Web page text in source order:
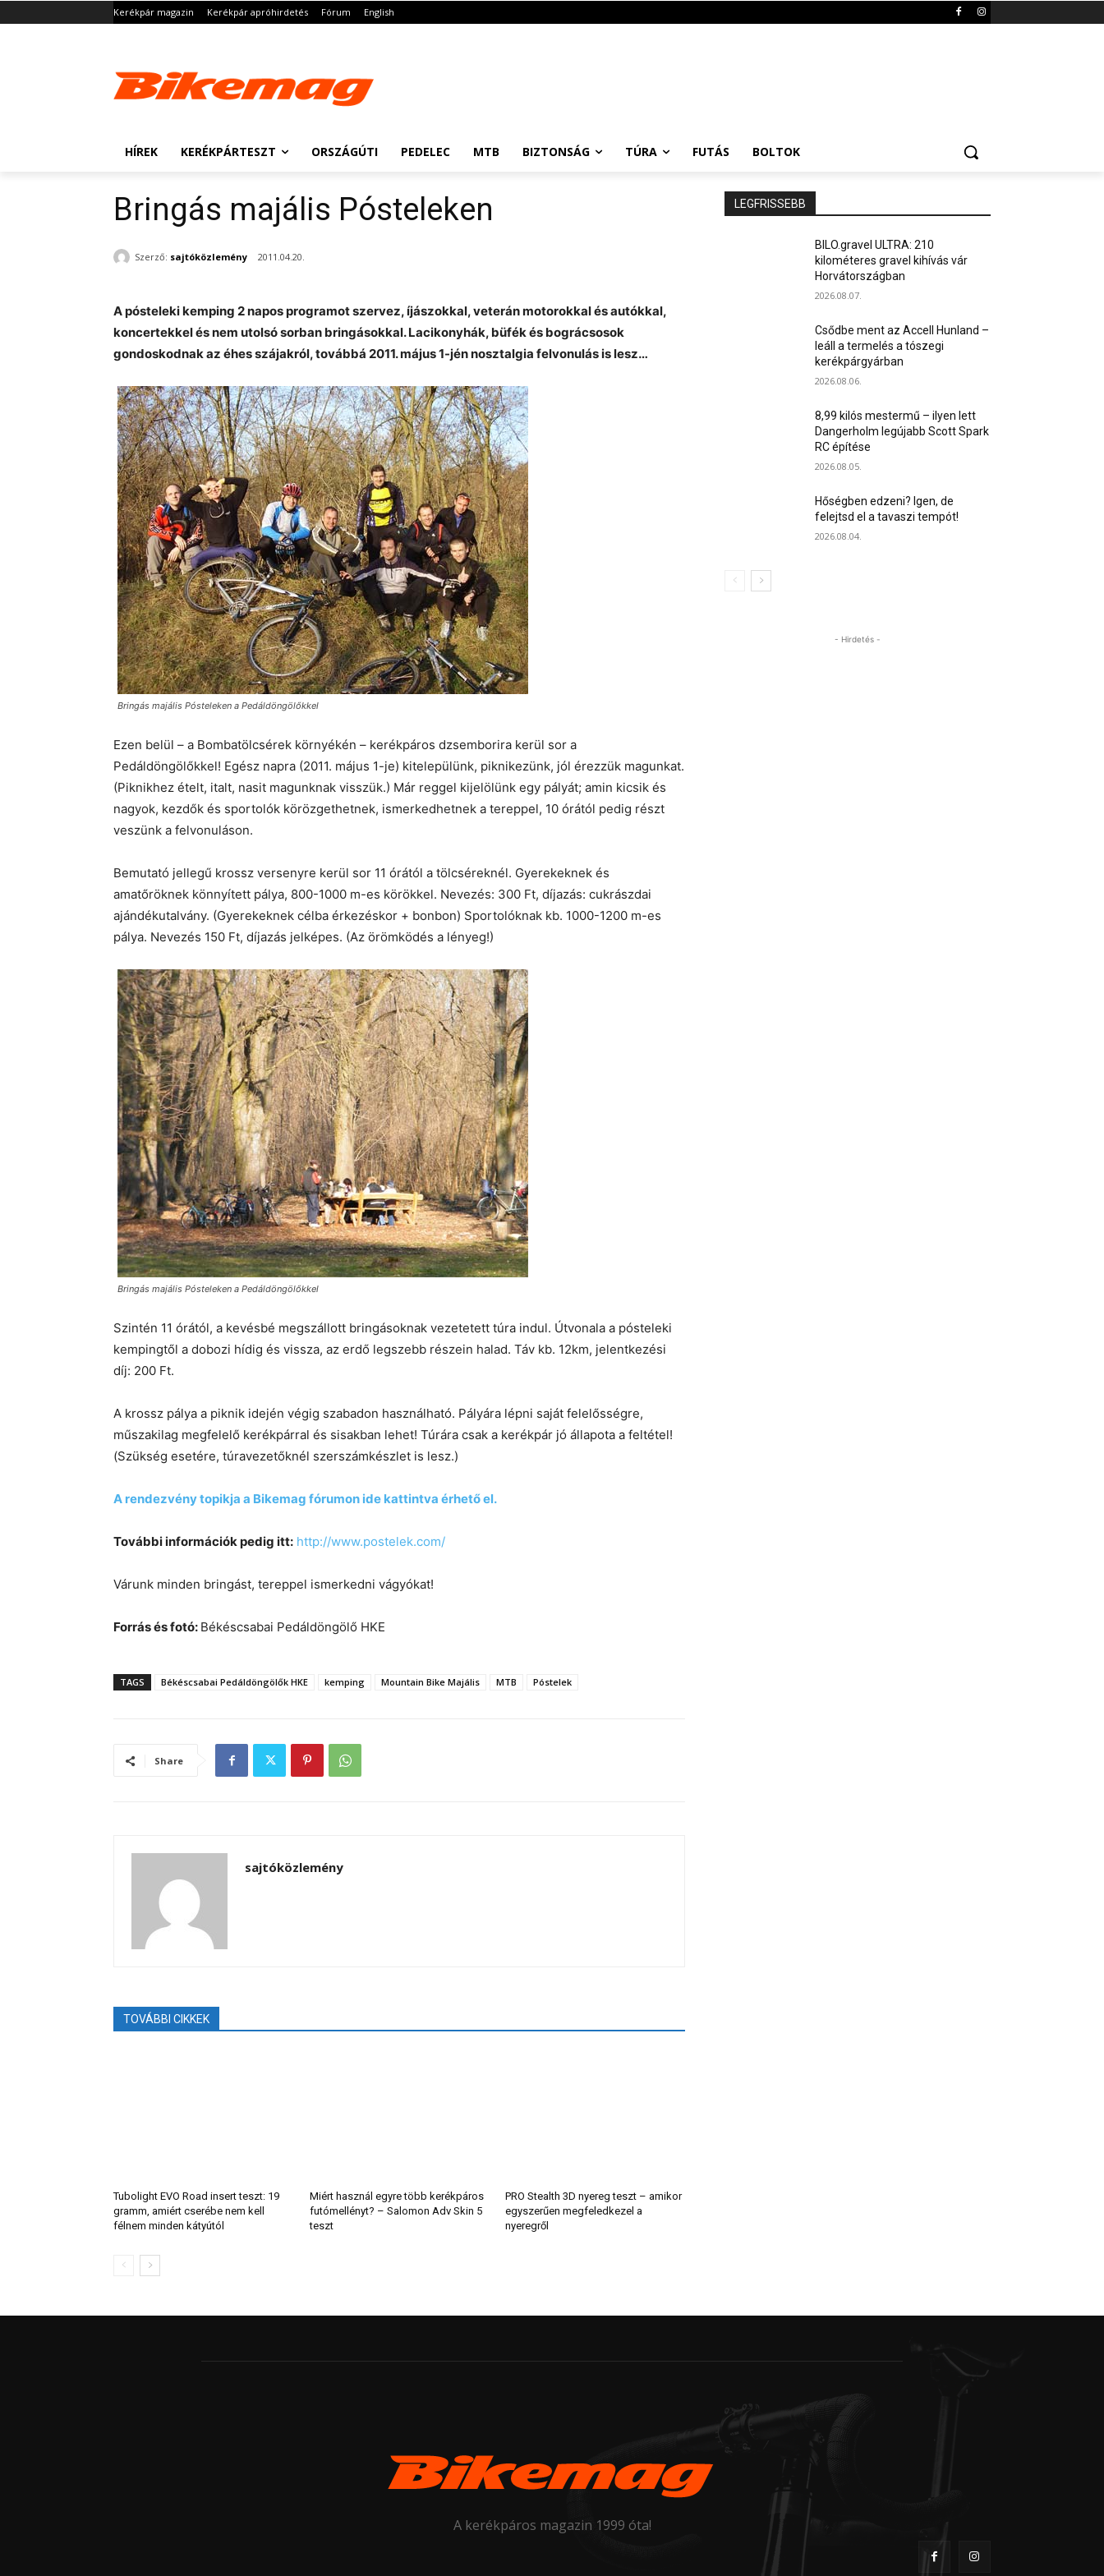
Kerékpár magazin Kerékpár apróhirdetés Fórum English
HÍREK KERÉKPÁRTESZT ORSZÁGÚTI PEDELEC MTB BIZTONSÁG TÚRA FUTÁS BOLTOK
Bringás majális Pósteleken
Szerző: sajtóközlemény 2011.04.20.
A pósteleki kemping 2 napos programot szervez, íjászokkal, veterán motorokkal és autókkal,
koncertekkel és nem utolsó sorban bringásokkal. Lacikonyhák, büfék és bográcsosok
gondoskodnak az éhes szájakról, továbbá 2011. május 1-jén nosztalgia felvonulás is lesz…
Bringás majális Pósteleken a Pedáldöngölőkkel
Ezen belül – a Bombatölcsérek környékén – kerékpáros dzsemborira kerül sor a
Pedáldöngölőkkel! Egész napra (2011. május 1-je) kitelepülünk, piknikezünk, jól érezzük magunkat.
(Piknikhez ételt, italt, nasit magunknak visszük.) Már reggel kijelölünk egy pályát; amin kicsik és
nagyok, kezdők és sportolók körözgethetnek, ismerkedhetnek a tereppel, 10 órától pedig részt
veszünk a felvonuláson.
Bemutató jellegű krossz versenyre kerül sor 11 órától a tölcséreknél. Gyerekeknek és
amatőröknek könnyített pálya, 800-1000 m-es körökkel. Nevezés: 300 Ft, díjazás: cukrászdai
ajándékutalvány. (Gyerekeknek célba érkezéskor + bonbon) Sportolóknak kb. 1000-1200 m-es
pálya. Nevezés 150 Ft, díjazás jelképes. (Az örömködés a lényeg!)
Bringás majális Pósteleken a Pedáldöngölőkkel
Szintén 11 órától, a kevésbé megszállott bringásoknak vezetetett túra indul. Útvonala a pósteleki
kempingtől a dobozi hídig és vissza, az erdő legszebb részein halad. Táv kb. 12km, jelentkezési
díj: 200 Ft.
A krossz pálya a piknik idején végig szabadon használható. Pályára lépni saját felelősségre,
műszakilag megfelelő kerékpárral és sisakban lehet! Túrára csak a kerékpár jó állapota a feltétel!
(Szükség esetére, túravezetőknél szerszámkészlet is lesz.)
A rendezvény topikja a Bikemag fórumon ide kattintva érhető el.
További információk pedig itt: http://www.postelek.com/
Várunk minden bringást, tereppel ismerkedni vágyókat!
Forrás és fotó: Békéscsabai Pedáldöngölő HKE
TAGS Békéscsabai Pedáldöngölők HKE kemping Mountain Bike Majális MTB Póstelek
Share
sajtóközlemény
TOVÁBBI CIKKEK
Tubolight EVO Road insert teszt: 19
gramm, amiért cserébe nem kell
félnem minden kátyútól
Miért használ egyre több kerékpáros
futómellényt? – Salomon Adv Skin 5
teszt
PRO Stealth 3D nyereg teszt – amikor
egyszerűen megfeledkezel a
nyeregről
LEGFRISSEBB
BILO.gravel ULTRA: 210
kilométeres gravel kihívás vár
Horvátországban
2026.08.07.
Csődbe ment az Accell Hunland –
leáll a termelés a tószegi
kerékpárgyárban
2026.08.06.
8,99 kilós mestermű – ilyen lett
Dangerholm legújabb Scott Spark
RC építése
2026.08.05.
Hőségben edzeni? Igen, de
felejtsd el a tavaszi tempót!
2026.08.04.
- Hirdetés -
A kerékpáros magazin 1999 óta!